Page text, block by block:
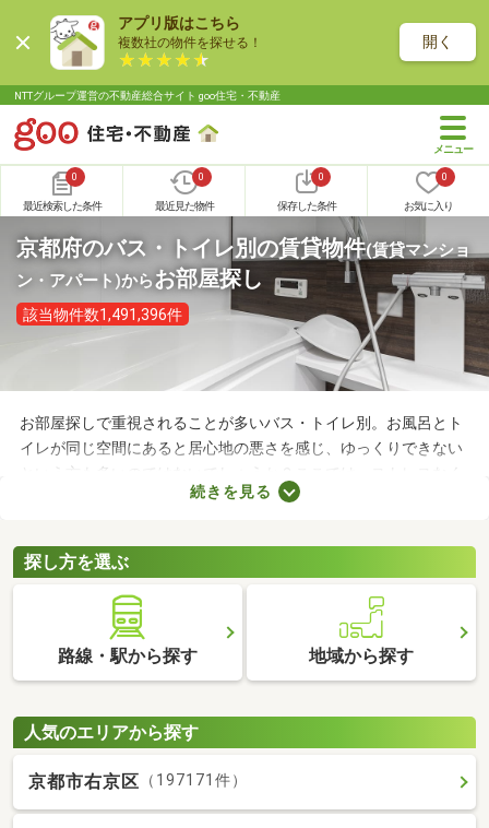
アプリ版はこちら
複数社の物件を探せる！ 開く
NTTグループ運営の不動産総合サイト goo住宅・不動産
0
最近検索した条件
0
最近見た物件
0
保存した条件
0
お気に入り
京都府のバス・トイレ別の賃貸物件(賃貸マンショ
ン・アパート)からお部屋探し
該当物件数1,491,396件
お部屋探しで重視されることが多いバス・トイレ別。お風呂とト
イレが同じ空間にあると居心地の悪さを感じ、ゆっくりできない
という方も多いのではないでしょうか？ここでは、ストレスなく
快適に暮らせるバス・トイレ別の物件を紹介します。バス・トイ
してみてくださいね。
続きを見る
探し方を選ぶ
路線・駅から探す 地域から探す
人気のエリアから探す
京都市右京区 （197171件）